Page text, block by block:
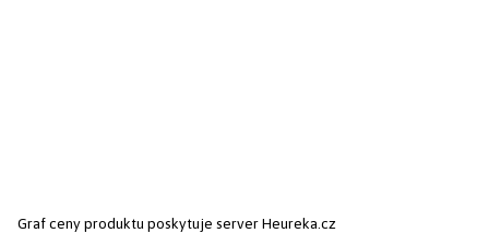
Graf ceny produktu poskytuje server Heureka.cz